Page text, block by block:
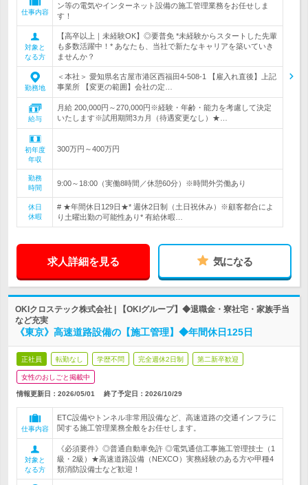
仕事内容
ン等の電気やインターネット設備の施工管理業務をお任せしま
す！
対象と
なる方
【高卒以上｜未経験OK】◎要普免 *未経験からスタートした先輩
も多数活躍中！* あなたも、当社で新たなキャリアを築いていき
ませんか？
勤務地
＜本社＞ 愛知県名古屋市港区西福田4-508-1 【雇入れ直後】上記
事業所 【変更の範囲】会社の定…
給与
月給 200,000円～270,000円※経験・年齢・能力を考慮して決定
いたします※試用期間3カ月（待遇変更なし）★…
初年度
年収
300万円～400万円
勤務
時間
9:00～18:00（実働8時間／休憩60分）※時間外労働あり
休日
休暇
# ★年間休日129日★* 週休2日制（土日祝休み）※顧客都合によ
り土曜出勤の可能性あり* 有給休暇…
求人詳細を見る 気になる
OKIクロステック株式会社 | 【OKIグループ】◆退職金・寮社宅・家族手当
など充実
《東京》高速道路設備の【施工管理】◆年間休日125日
正社員 転勤なし 学歴不問 完全週休2日制 第二新卒歓迎
女性のおしごと掲載中
情報更新日：2026/05/01 終了予定日： 2026/10/29
仕事内容
ETC設備やトンネル非常用設備など、高速道路の交通インフラに
関する施工管理業務全般をお任せします。
対象と
なる方
《必須要件》◎普通自動車免許 ◎電気通信工事施工管理技士（1
級・2級）★高速道路設備（NEXCO）実務経験のある方や甲種4
類消防設備士など歓迎！